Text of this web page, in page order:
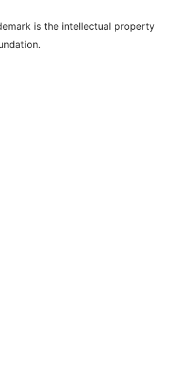
is the intellectual property